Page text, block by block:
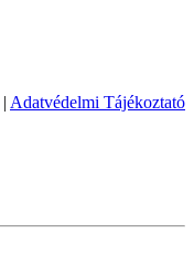
| Adatvédelmi Tájékoztató